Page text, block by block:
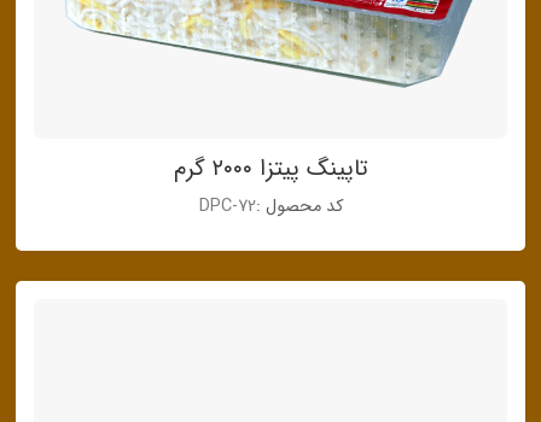
تاپینگ پیتزا ۲۰۰۰ گرم
کد محصول :DPC-72